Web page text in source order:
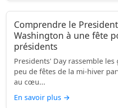
Comprendre le
Washington à une fête
présidents
Presidents' Day rassemble
peu de fêtes de la mi-hiver
au cœu...
En savoir plus →